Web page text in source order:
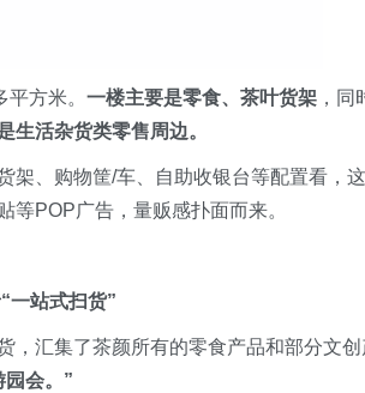
方米。 一楼主要是零食、茶叶货架 ，
生活杂货类零售周边。
架、购物筐/车、自助收银台等配置看，
等POP广告，量贩感扑面而来。
一站式扫货”
，汇集了茶颜所有的零食产品和部分文
会。”